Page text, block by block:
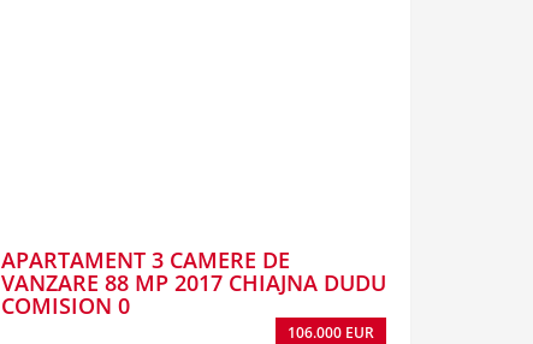
APARTAMENT 3 CAMERE DE
VANZARE 88 MP 2017 CHIAJNA DUDU
COMISION 0
106.000 EUR